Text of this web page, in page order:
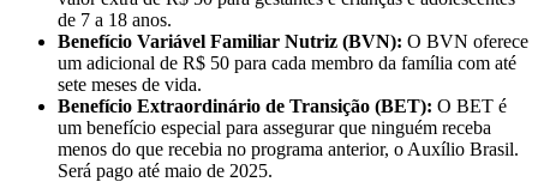
de 7 a 18 anos.
Benefício Variável Familiar Nutriz (BVN): O BVN oferece
um adicional de R$ 50 para cada membro da família com até
sete meses de vida.
Benefício Extraordinário de Transição (BET): O BET é
um benefício especial para assegurar que ninguém receba
menos do que recebia no programa anterior, o Auxílio Brasil.
Será pago até maio de 2025.